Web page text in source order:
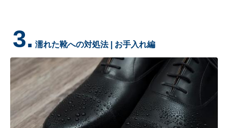
3. 濡れた靴への対処法 | お手入れ編